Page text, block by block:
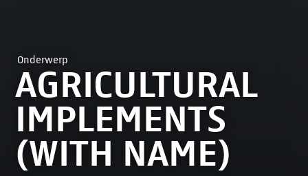
Onderwerp
AGRICULTURAL
IMPLEMENTS
(WITH NAME)